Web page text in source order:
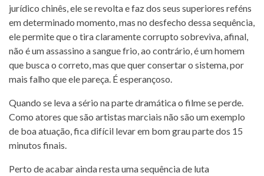
jurídico chinês, ele se revolta e faz dos seus superiores reféns
em determinado momento, mas no desfecho dessa sequência,
ele permite que o tira claramente corrupto sobreviva, afinal,
não é um assassino a sangue frio, ao contrário, é um homem
que busca o correto, mas que quer consertar o sistema, por
mais falho que ele pareça. É esperançoso.
Quando se leva a sério na parte dramática o filme se perde.
Como atores que são artistas marciais não são um exemplo
de boa atuação, fica difícil levar em bom grau parte dos 15
minutos finais.
Perto de acabar ainda resta uma sequência de luta